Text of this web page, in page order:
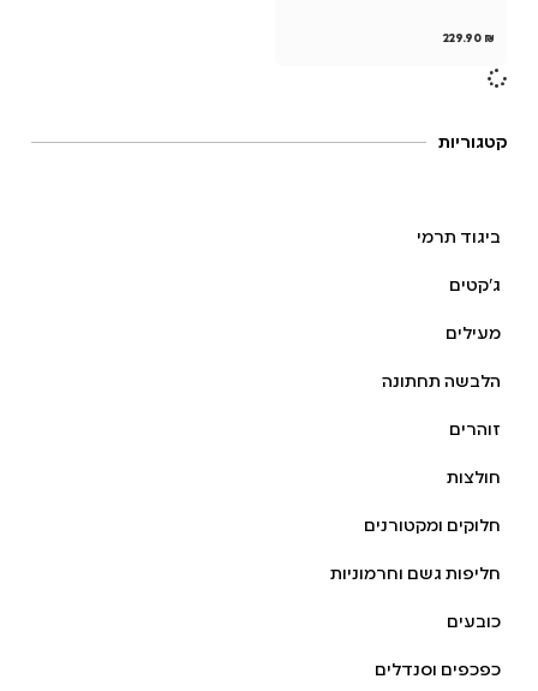
קטגוריות
ביגוד תרמי
ג׳קטים
מעילים
הלבשה תחתונה
זוהרים
חולצות
חלוקים ומקטורנים
חליפות גשם וחרמוניות
כובעים
כפכפים וסנדלים
229.90 ₪